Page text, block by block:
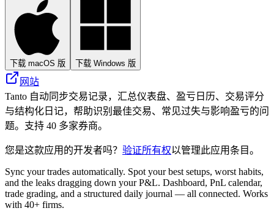
下载 macOS 版 下载 Windows 版
网站
Tanto 自动同步交易记录，汇总仪表盘、盈亏日历、交易评分
与结构化日记，帮助识别最佳交易、常见过失与影响盈亏的问
题。支持 40 多家券商。
您是这款应用的开发者吗？ 验证所有权以管理此应用条目。
Sync your trades automatically. Spot your best setups, worst habits,
and the leaks dragging down your P&L. Dashboard, PnL calendar,
trade grading, and a structured daily journal — all connected. Works
with 40+ firms.